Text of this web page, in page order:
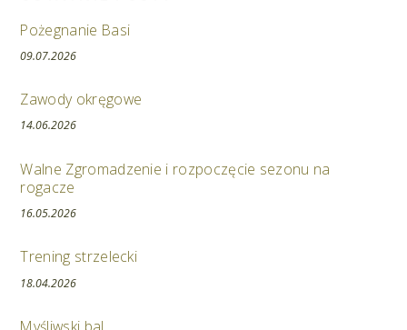
Pożegnanie Basi
09.07.2026
Zawody okręgowe
14.06.2026
Walne Zgromadzenie i rozpoczęcie sezonu na
rogacze
16.05.2026
Trening strzelecki
18.04.2026